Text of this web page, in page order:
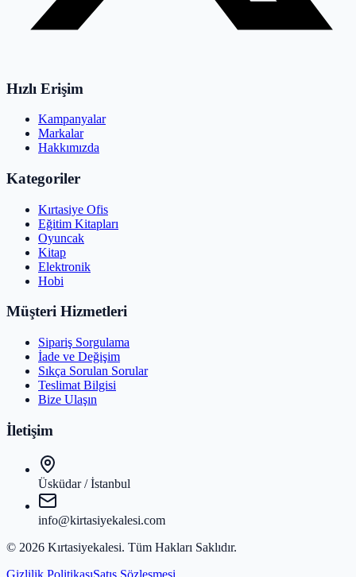
Hızlı Erişim
Kampanyalar
Markalar
Hakkımızda
Kategoriler
Kırtasiye Ofis
Eğitim Kitapları
Oyuncak
Kitap
Elektronik
Hobi
Müşteri Hizmetleri
Sipariş Sorgulama
İade ve Değişim
Sıkça Sorulan Sorular
Teslimat Bilgisi
Bize Ulaşın
İletişim
Üsküdar / İstanbul
info@kirtasiyekalesi.com
© 2026 Kırtasiyekalesi. Tüm Hakları Saklıdır.
Gizlilik PolitikasıSatış Sözleşmesi